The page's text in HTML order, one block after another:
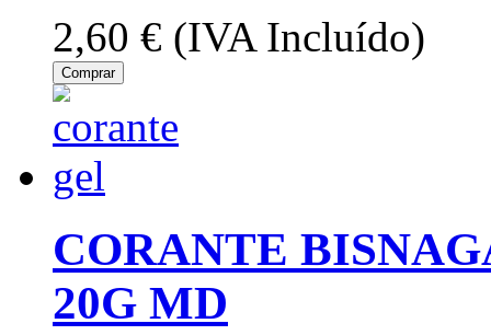
2,60 € (IVA Incluído)
Comprar
CORANTE
20G MD